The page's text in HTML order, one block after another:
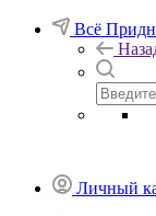
Всё
Личный